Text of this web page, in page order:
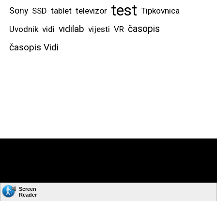
Sony SSD tablet televizor test Tipkovnica
Uvodnik vidi vidilab vijesti VR časopis
časopis Vidi